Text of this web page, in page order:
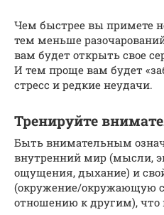
Чем быстрее вы примете
тем меньше
вам будет открыть свое
И тем проще вам будет
стресс и редкие неудачи.
Тренируйте
Быть внимательным
внутренний мир (мысли,
ощущения, дыхание) и
(окружение/окружающую
отношению к другим), что